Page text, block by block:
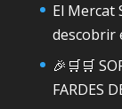
El Mercat
descobrir
🎉🛒🛒
FARDES